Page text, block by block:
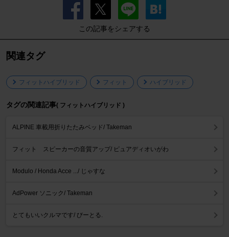
この記事をシェアする
関連タグ
フィットハイブリッド フィット ハイブリッド
タグの関連記事( フィットハイブリッド )
ALPINE 車載用折りたたみベッド/ Takeman
フィット スピーカーの音質アップ/ ピュアディオいがわ
Modulo / Honda Acce .../ じゃすな
AdPower ソニック/ Takeman
とてもいいクルマです/ びーとる.